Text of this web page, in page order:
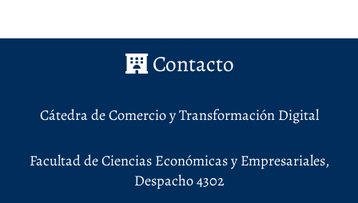
Contacto
Cátedra de Comercio y Transformación Digital
Facultad de Ciencias Económicas y Empresariales,
Despacho 4302